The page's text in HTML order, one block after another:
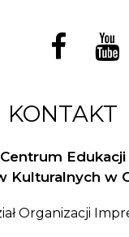
KONTAKT
Centrum Edukacji
Kulturalnych w
Organizacji